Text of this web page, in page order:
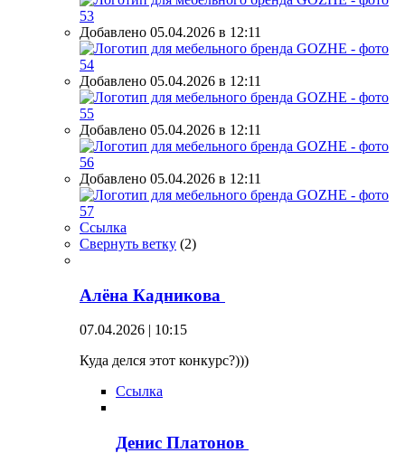
Добавлено 05.04.2026 в 12:11
Добавлено 05.04.2026 в 12:11
Добавлено 05.04.2026 в 12:11
Добавлено 05.04.2026 в 12:11
Ссылка
Свернуть ветку (2)
Алёна Кадникова
07.04.2026 | 10:15
Куда делся этот конкурс?)))
Ссылка
Денис Платонов